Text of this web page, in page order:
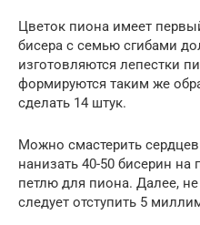
Цветок пиона имеет
бисера с семью сгибами
изготовляются лепестки
формируются таким же
сделать 14 штук.
Можно смастерить
нанизать 40-50 бисерин
петлю для пиона. Далее,
следует отступить 5